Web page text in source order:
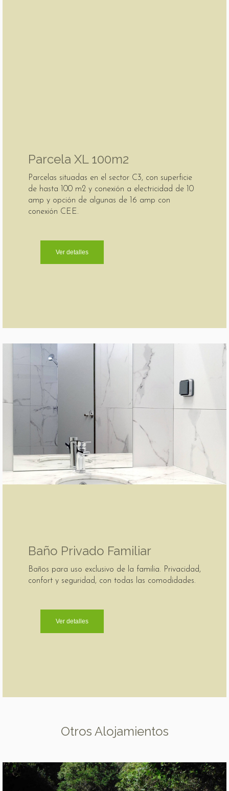
Parcela XL 100m2
Parcelas situadas en el sector C3, con superficie
de hasta 100 m2 y conexión a electricidad de 10
amp y opción de algunas de 16 amp con
conexión CEE.
Ver detalles
Baño Privado Familiar
Baños para uso exclusivo de la familia. Privacidad,
confort y seguridad, con todas las comodidades.
Ver detalles
Otros Alojamientos